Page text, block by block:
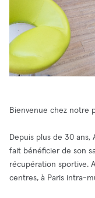
Bienvenue chez notre
Depuis plus de 30 ans,
fait bénéficier de son
récupération sportive.
centres, à Paris intra-